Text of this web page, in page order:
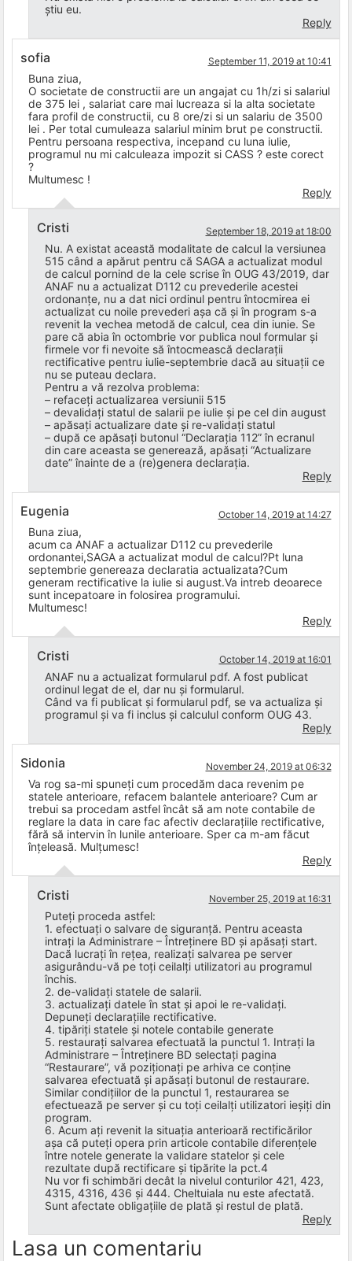
știu eu.
Reply
sofia September 11, 2019 at 10:41
Buna ziua,
O societate de constructii are un angajat cu 1h/zi si salariul
de 375 lei , salariat care mai lucreaza si la alta societate
fara profil de constructii, cu 8 ore/zi si un salariu de 3500
lei . Per total cumuleaza salariul minim brut pe constructii.
Pentru persoana respectiva, incepand cu luna iulie,
programul nu mi calculeaza impozit si CASS ? este corect
?
Multumesc !
Reply
Cristi September 18, 2019 at 18:00
Nu. A existat această modalitate de calcul la versiunea
515 când a apărut pentru că SAGA a actualizat modul
de calcul pornind de la cele scrise în OUG 43/2019, dar
ANAF nu a actualizat D112 cu prevederile acestei
ordonanțe, nu a dat nici ordinul pentru întocmirea ei
actualizat cu noile prevederi așa că și în program s-a
revenit la vechea metodă de calcul, cea din iunie. Se
pare că abia în octombrie vor publica noul formular și
firmele vor fi nevoite să întocmească declarații
rectificative pentru iulie-septembrie dacă au situații ce
nu se puteau declara.
Pentru a vă rezolva problema:
– refaceți actualizarea versiunii 515
– devalidați statul de salarii pe iulie și pe cel din august
– apăsați actualizare date și re-validați statul
– după ce apăsați butonul “Declarația 112” în ecranul
din care aceasta se generează, apăsați “Actualizare
date” înainte de a (re)genera declarația.
Reply
Eugenia October 14, 2019 at 14:27
Buna ziua,
acum ca ANAF a actualizar D112 cu prevederile
ordonantei,SAGA a actualizat modul de calcul?Pt luna
septembrie genereaza declaratia actualizata?Cum
generam rectificative la iulie si august.Va intreb deoarece
sunt incepatoare in folosirea programului.
Multumesc!
Reply
Cristi October 14, 2019 at 16:01
ANAF nu a actualizat formularul pdf. A fost publicat
ordinul legat de el, dar nu și formularul.
Când va fi publicat și formularul pdf, se va actualiza și
programul și va fi inclus și calculul conform OUG 43.
Reply
Sidonia November 24, 2019 at 06:32
Va rog sa-mi spuneți cum procedăm daca revenim pe
statele anterioare, refacem balantele anterioare? Cum ar
trebui sa procedam astfel încât să am note contabile de
reglare la data in care fac afectiv declarațiile rectificative,
fără să intervin în lunile anterioare. Sper ca m-am făcut
înțeleasă. Mulțumesc!
Reply
Cristi November 25, 2019 at 16:31
Puteți proceda astfel:
1. efectuați o salvare de siguranță. Pentru aceasta
intrați la Administrare – Întreținere BD și apăsați start.
Dacă lucrați în rețea, realizați salvarea pe server
asigurându-vă pe toți ceilalți utilizatori au programul
închis.
2. de-validați statele de salarii.
3. actualizați datele în stat și apoi le re-validați.
Depuneți declarațiile rectificative.
4. tipăriți statele și notele contabile generate
5. restaurați salvarea efectuată la punctul 1. Intrați la
Administrare – Întreținere BD selectați pagina
“Restaurare”, vă poziționați pe arhiva ce conține
salvarea efectuată și apăsați butonul de restaurare.
Similar condițiilor de la punctul 1, restaurarea se
efectuează pe server și cu toți ceilalți utilizatori ieșiți din
program.
6. Acum ați revenit la situația anterioară rectificărilor
așa că puteți opera prin articole contabile diferențele
între notele generate la validare statelor și cele
rezultate după rectificare și tipărite la pct.4
Nu vor fi schimbări decât la nivelul conturilor 421, 423,
4315, 4316, 436 și 444. Cheltuiala nu este afectată.
Sunt afectate obligațiile de plată și restul de plată.
Reply
Lasa un comentariu